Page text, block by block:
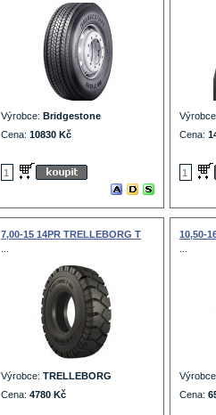
Výrobce: Bridgestone
Cena: 10830 Kč
Cena:
7,00-15 14PR TRELLEBORG T
Výrobce: TRELLEBORG
Cena: 4780 Kč
10,50-
Cena: